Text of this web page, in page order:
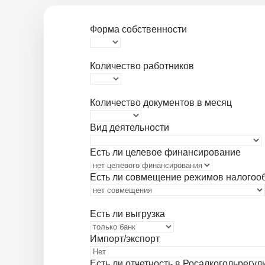
Форма собственности
Количество работников
Количество документов в месяц
Вид деятельности
Есть ли целевое финансирование
Есть ли совмещение режимов
Есть ли выгрузка
Импорт/экспорт